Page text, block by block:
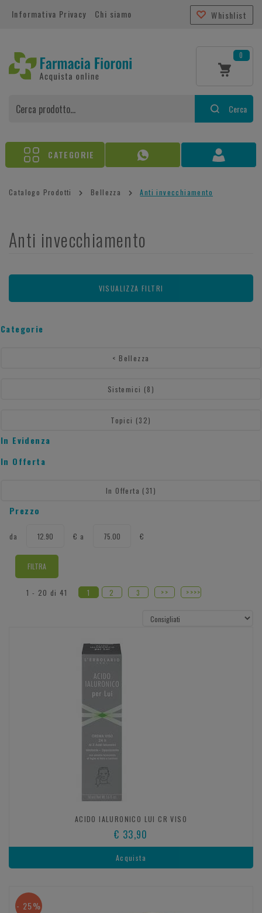
Informativa Privacy Chi siamo Whishlist
0
Cerca
CATEGORIE
Catalogo Prodotti Bellezza Anti invecchiamento
Anti invecchiamento
VISUALIZZA FILTRI
Categorie
< Bellezza
Sistemici (8)
Topici (32)
In Evidenza
In Offerta
In Offerta (31)
Prezzo
da
da € aa €
1 - 20 di 41 1 2 3 >> >>>>
ACIDO IALURONICO LUI CR VISO
€ 33,90
Acquista
- 25%